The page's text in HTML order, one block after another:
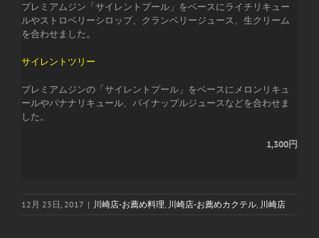
プレミアムジン「サイレントプール」をベースにライチリキュー
ルやストロベリーシロップ、クランベリージュース、生クリーム
を合わせました。
サイレントツリー
プレミアムジンの「サイレントプール」をベースにメロンリキュ
ールやバナナリキュール、パイナップルジュースなどを合わせま
した。
1,300円
12月 23日, 2017 | 川崎店-お薦め料理, 川崎店-お薦めカクテル, 川崎店